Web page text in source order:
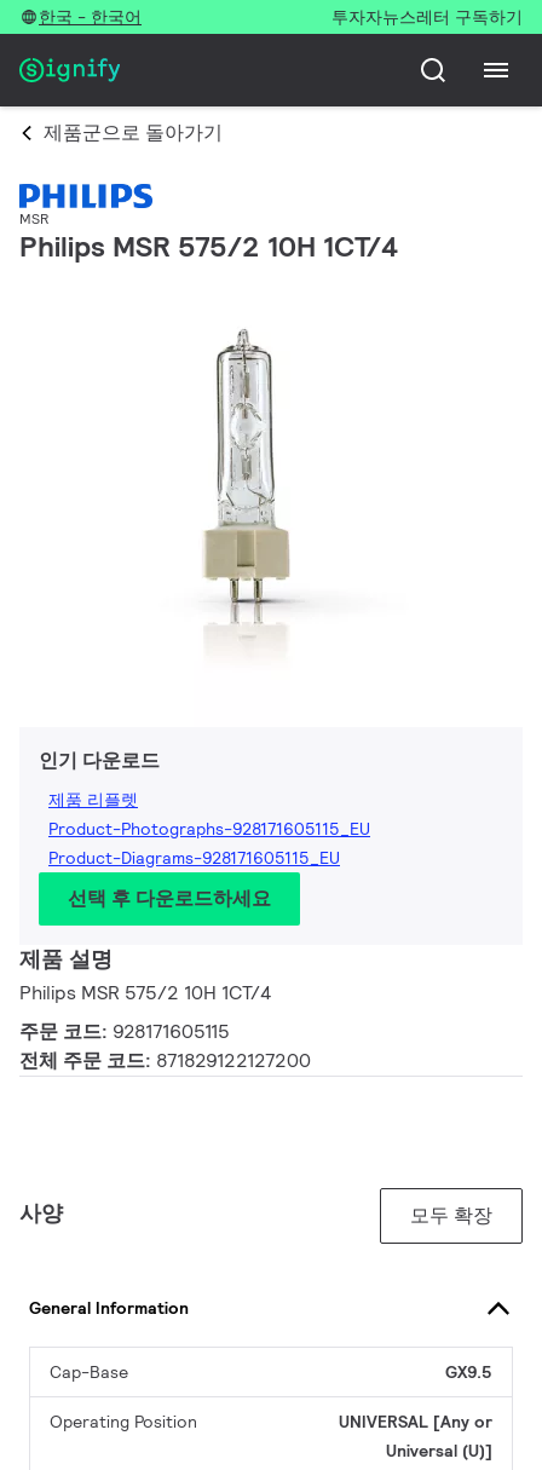
한국 - 한국어 투자자뉴스레터 구독하기
제품군으로 돌아가기
MSR
Philips MSR 575/2 10H 1CT/4
인기 다운로드
제품 리플렛
Product-Photographs-928171605115_EU
Product-Diagrams-928171605115_EU
선택 후 다운로드하세요
제품 설명
Philips MSR 575/2 10H 1CT/4
주문 코드: 928171605115
전체 주문 코드: 871829122127200
사양 모두 확장
General Information
Cap-Base GX9.5
Operating Position
UNIVERSAL [Any or
Universal (U)]